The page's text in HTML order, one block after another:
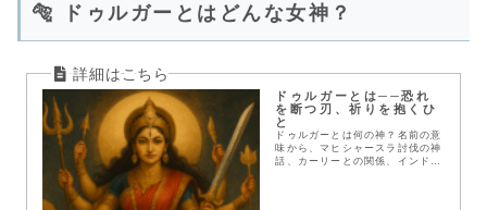
🐅 ドゥルガーとはどんな女神？
ドゥルガーとは──恐れ
を断つ刃、祈りを抱くひ
と
ドゥルガーとは何の神？名前の意
味から、マヒシャースラ討伐の神
話、カーリーとの関係、インドで